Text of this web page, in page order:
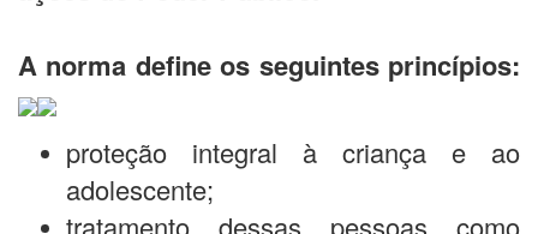
A norma define os seguintes princípios:
proteção integral à criança e ao
adolescente;
tratamento dessas pessoas como